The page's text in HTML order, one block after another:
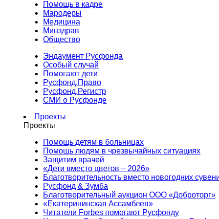
Помощь в кадре
Мародеры
Медицина
Минздрав
Общество
Эндаумент Русфонда
Особый случай
Помогают дети
Русфонд.Право
Русфонд.Регистр
СМИ о Русфонде
Проекты
Проекты
Помощь детям в больницах
Помощь людям в чрезвычайных ситуациях
Защитим врачей
«Дети вместо цветов – 2026»
Благотворительность вместо новогодних
Русфонд & Зумба
Благотворительный аукцион ООО «Доброторг»
«Екатерининская Ассамблея»
Читатели Forbes помогают Русфонду